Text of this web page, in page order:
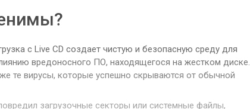
с Live CD создает чистую и безопасную среду для
вредоносного ПО, находящегося на жестком диске.
те вирусы, которые успешно скрываются от обычной
загрузочные секторы или системные файлы,